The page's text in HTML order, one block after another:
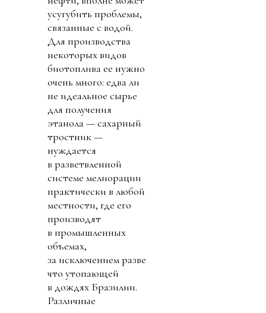
усугубить проблемы,
связанные с водой.
Для производства
некоторых видов
биотоплива ее нужно
очень много: едва ли
не идеальное сырье
для получения
этанола — сахарный
тростник —
нуждается
в разветвленной
системе мелиорации
практически в любой
местности, где его
производят
в промышленных
объемах,
за исключением разве
что утопающей
в дождях Бразилии.
Различные